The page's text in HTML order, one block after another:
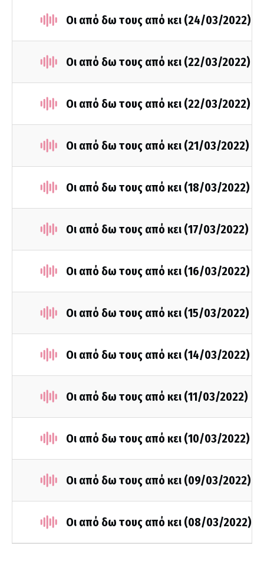
Οι από δω τους από κει (24/03/2022)
Οι από δω τους από κει (22/03/2022)
Οι από δω τους από κει (22/03/2022)
Οι από δω τους από κει (21/03/2022)
Οι από δω τους από κει (18/03/2022)
Οι από δω τους από κει (17/03/2022)
Οι από δω τους από κει (16/03/2022)
Οι από δω τους από κει (15/03/2022)
Οι από δω τους από κει (14/03/2022)
Οι από δω τους από κει (11/03/2022)
Οι από δω τους από κει (10/03/2022)
Οι από δω τους από κει (09/03/2022)
Οι από δω τους από κει (08/03/2022)